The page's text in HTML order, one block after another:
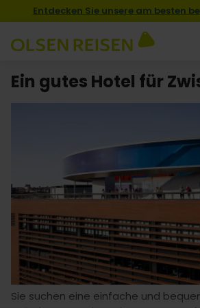
Entdecken Sie unsere am besten
Sie suchen eine einfache und